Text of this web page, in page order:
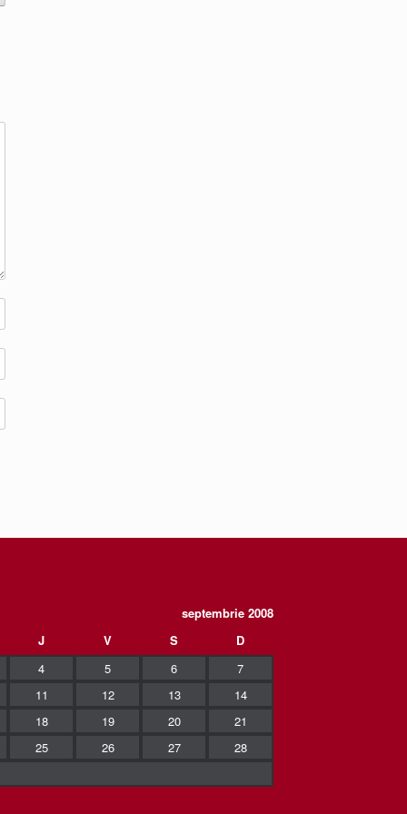
septembrie 2008
J V S
D
4 5 6
7
11 12 13
14
18 19 20
21
25 26 27
28